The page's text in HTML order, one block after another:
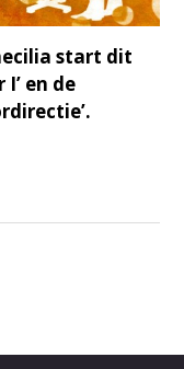
start dit
en de